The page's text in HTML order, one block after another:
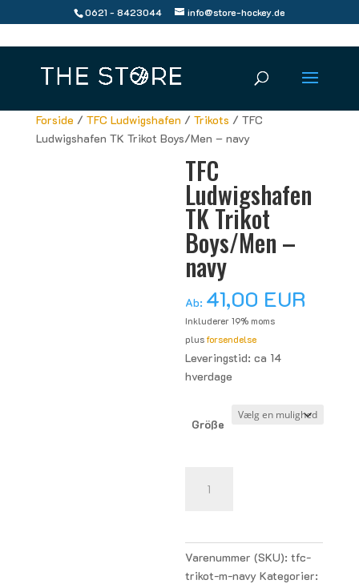
0621 - 8423044 info@store-hockey.de
Forside / TFC Ludwigshafen / Trikots / TFC
Ludwigshafen TK Trikot Boys/Men – navy
TFC
Ludwigshafen
TK Trikot
Boys/Men –
navy
Ab: 41,00 EUR
Inkluderer 19% moms
plusforsendelse
Leveringstid: ca 14
hverdage
Größe
Ludwigshafen
Varenummer (SKU):tfc-
trikot-m-navy Kategorier: